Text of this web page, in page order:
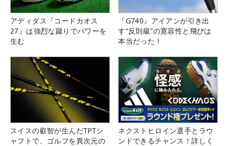
アディダス『コードカオス
27』は強烈な蹴りでパワーを
生む
『G740』アイアンが引き出
す“反則級”の寛容性と飛びは
本当だった！
スイスの叡智が生んだTPTシ
ャフトで、ゴルフを異次元の
ネクストヒロイン選手とラウ
ンドできるチャンス！詳しく